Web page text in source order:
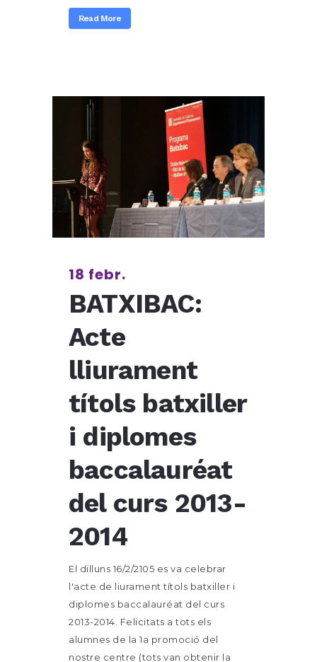
Read More
18 febr.
BATXIBAC:
Acte
lliurament
títols batxiller
i diplomes
baccalauréat
del curs 2013-
2014
El dilluns 16/2/2105 es va celebrar
l'acte de liurament títols batxiller i
diplomes baccalauréat del curs
2013-2014. Felicitats a tots els
alumnes de la 1a promoció del
nostre centre (tots van obtenir la